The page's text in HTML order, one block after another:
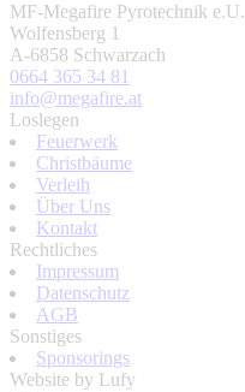
MF-Megafire Pyrotechnik e.U.
Wolfensberg 1
A-6858 Schwarzach
0664 365 34 81
info@megafire.at
Loslegen
Feuerwerk
Christbäume
Verleih
Über Uns
Kontakt
Rechtliches
Impressum
Datenschutz
AGB
Sonstiges
Sponsorings
Website by Lufy